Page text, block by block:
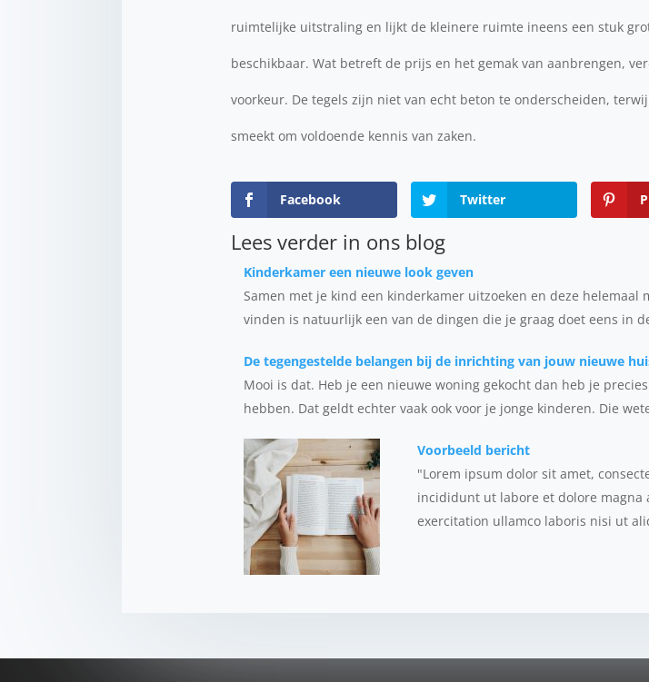
ruimtelijke uitstraling en lijkt de kleinere ruimte ineens een stuk
beschikbaar. Wat betreft de prijs en het gemak van aanbrengen,
voorkeur. De tegels zijn niet van echt beton te onderscheiden,
smeekt om voldoende kennis van zaken.
Facebook Twitter
Lees verder in ons blog
Kinderkamer een nieuwe look geven
Samen met je kind een kinderkamer uitzoeken en deze
vinden is natuurlijk een van de dingen die je graag doet eens in
De tegengestelde belangen bij de inrichting van jouw nieuwe
Mooi is dat. Heb je een nieuwe woning gekocht dan heb je
hebben. Dat geldt echter vaak ook voor je jonge kinderen. Die
Voorbeeld bericht
"Lorem ipsum dolor sit amet,
incididunt ut labore et dolore
exercitation ullamco laboris nisi ut